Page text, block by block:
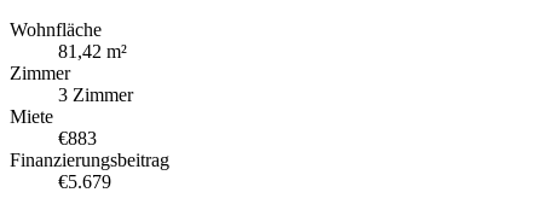
Wohnfläche
81,42 m²
Zimmer
3 Zimmer
Miete
€883
Finanzierungsbeitrag
€5.679